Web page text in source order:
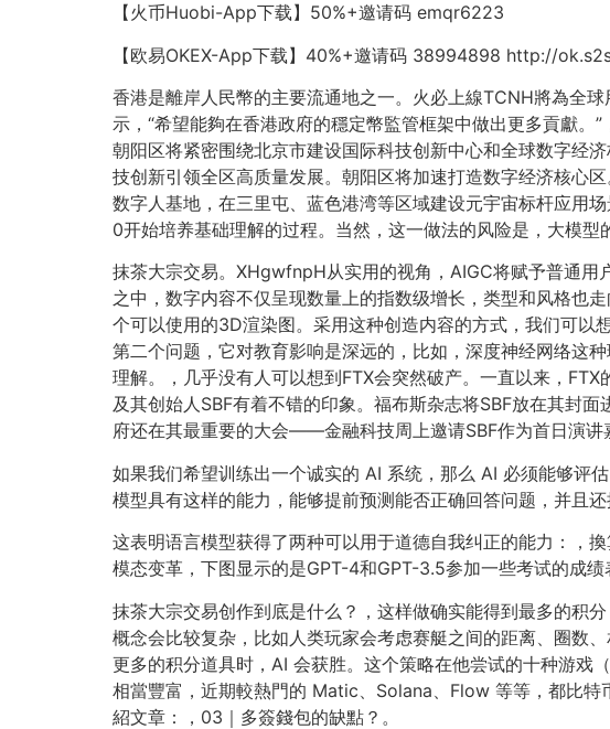
【火币Huobi-App下载】50%+邀请码 emqr6223
【欧易OKEX-App下载】40%+邀请码 38994898 http://
香港是離岸人民幣的主要流通地之一。火必上線TCNH將為全
示，“希望能夠在香港政府的穩定幣監管框架中做出更多貢獻。
朝阳区将紧密围绕北京市建设国际科技创新中心和全球数字经
技创新引领全区高质量发展。朝阳区将加速打造数字经济核心
数字人基地，在三里屯、蓝色港湾等区域建设元宇宙标杆应用
0开始培养基础理解的过程。当然，这一做法的风险是，大模型
抹茶大宗交易。XHgwfnpH从实用的视角，AIGC将赋予普通
之中，数字内容不仅呈现数量上的指数级增长，类型和风格也
个可以使用的3D渲染图。采用这种创造内容的方式，我们可以
第二个问题，它对教育影响是深远的，比如，深度神经网络这
理解。，几乎没有人可以想到FTX会突然破产。一直以来，
及其创始人SBF有着不错的印象。福布斯杂志将SBF放在其封
府还在其最重要的大会——金融科技周上邀请SBF作为首日演讲
如果我们希望训练出一个诚实的 AI 系统，那么 AI 必须能够评
模型具有这样的能力，能够提前预测能否正确回答问题，并且
这表明语言模型获得了两种可以用于道德自我纠正的能力：，
模态变革，下图显示的是GPT-4和GPT-3.5参加一些考试的成
抹茶大宗交易创作到底是什么？，这样做确实能得到最多的积
概念会比较复杂，比如人类玩家会考虑赛艇之间的距离、圈数
更多的积分道具时，AI 会获胜。这个策略在他尝试的十种游戏
相當豐富，近期較熱門的 Matic、Solana、Flow 等等，都比
紹文章：，03｜多簽錢包的缺點？。